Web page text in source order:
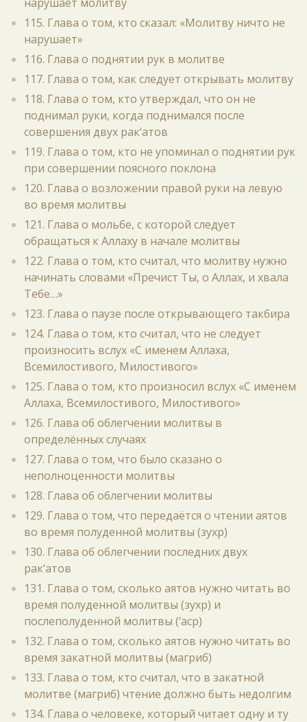
115. Глава о том, кто сказал: «Молитву ничто не
нарушает»
116. Глава о поднятии рук в молитве
117. Глава о том, как следует открывать молитву
118. Глава о том, кто утверждал, что он не
поднимал руки, когда поднимался после
совершения двух рак‘атов
119. Глава о том, кто не упоминал о поднятии рук
при совершении поясного поклона
120. Глава о возложении правой руки на левую
во время молитвы
121. Глава о мольбе, с которой следует
обращаться к Аллаху в начале молитвы
122. Глава о том, кто считал, что молитву нужно
начинать словами «Пречист Ты, о Аллах, и хвала
Тебе…»
123. Глава о паузе после открывающего такбира
124. Глава о том, кто считал, что не следует
произносить вслух «С именем Аллаха,
Всемилостивого, Милостивого»
125. Глава о том, кто произносил вслух «С именем
Аллаха, Всемилостивого, Милостивого»
126. Глава об облегчении молитвы в
определённых случаях
127. Глава о том, что было сказано о
неполноценности молитвы
128. Глава об облегчении молитвы
129. Глава о том, что передаётся о чтении аятов
во время полуденной молитвы (зухр)
130. Глава об облегчении последних двух
рак‘атов
131. Глава о том, сколько аятов нужно читать во
время полуденной молитвы (зухр) и
послеполуденной молитвы (‘аср)
132. Глава о том, сколько аятов нужно читать во
время закатной молитвы (магриб)
133. Глава о том, кто считал, что в закатной
молитве (магриб) чтение должно быть недолгим
134. Глава о человеке, который читает одну и ту